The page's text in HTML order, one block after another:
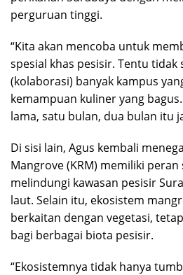
perguruan tinggi.
“Kita akan mencoba untuk
spesial khas pesisir. Tentu tidak
(kolaborasi) banyak kampus
kemampuan kuliner yang
lama, satu bulan, dua bulan itu
Di sisi lain, Agus kembali
Mangrove (KRM) memiliki
melindungi kawasan pesisir
laut. Selain itu, ekosistem
berkaitan dengan vegetasi,
bagi berbagai biota pesisir.
“Ekosistemnya tidak hanya